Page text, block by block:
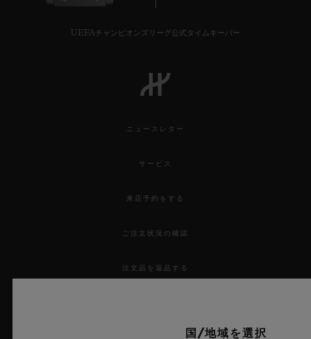
UEFAチャンピオンズリーグ公式タイムキーパー
ニュースレター
サービス
来店予約をする
ご注文状況の確認
注文品を返品する
国/地域を選択